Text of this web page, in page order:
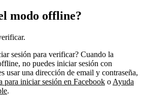
modo offline?
sesión para verificar? Cuando la
no puedes iniciar sesión con
usar una dirección de email y contraseña,
para iniciar sesión en Facebook o Ayuda
.